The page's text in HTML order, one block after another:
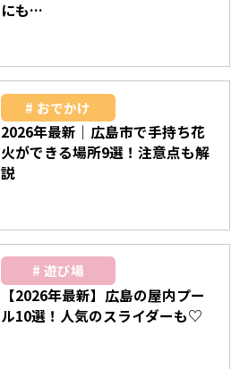
にも…
おでかけ
2026年最新｜広島市で手持ち花
火ができる場所9選！注意点も解
説
遊び場
【2026年最新】広島の屋内プー
ル10選！人気のスライダーも♡